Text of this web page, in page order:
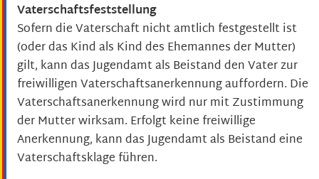
Vaterschaftsfeststellung
Sofern die Vaterschaft nicht amtlich festgestellt ist
(oder das Kind als Kind des Ehemannes der Mutter)
gilt, kann das Jugendamt als Beistand den Vater zur
freiwilligen Vaterschaftsanerkennung auffordern. Die
Vaterschaftsanerkennung wird nur mit Zustimmung
der Mutter wirksam. Erfolgt keine freiwillige
Anerkennung, kann das Jugendamt als Beistand eine
Vaterschaftsklage führen.